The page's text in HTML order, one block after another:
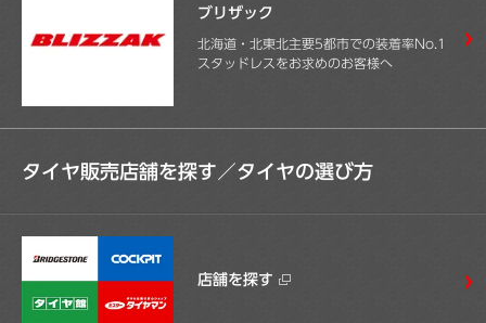
ブリザック
北海道・北東北主要5都市での装着率No.1
スタッドレスをお求めのお客様へ
タイヤ販売店舗を探す／タイヤの選び方
店舗を探す